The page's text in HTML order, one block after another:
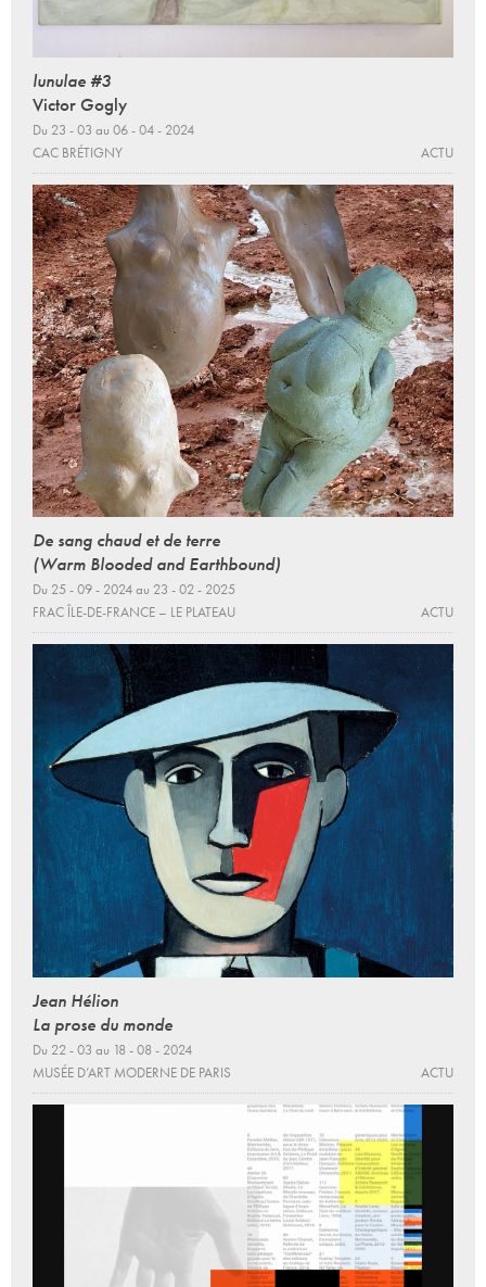
lunulae #3
Victor Gogly
Du 23 - 03 au 06 - 04 - 2024
CAC BRÉTIGNY
ACTU
De sang chaud et de terre
(Warm Blooded and Earthbound)
Du 25 - 09 - 2024 au 23 - 02 - 2025
FRAC ÎLE-DE-FRANCE – LE PLATEAU
ACTU
Jean Hélion
La prose du monde
Du 22 - 03 au 18 - 08 - 2024
MUSÉE D’ART MODERNE DE PARIS
ACTU